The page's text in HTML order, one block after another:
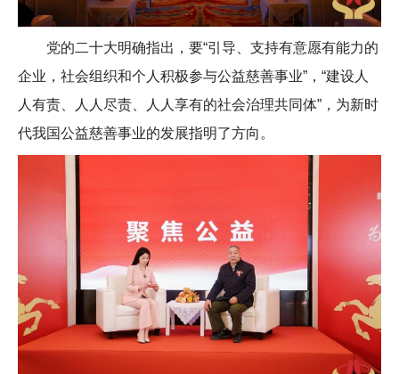
党的二十大明确指出，要“引导、支持有意愿有能力的
企业，社会组织和个人积极参与公益慈善事业”，“建设人
人有责、人人尽责、人人享有的社会治理共同体”，为新时
代我国公益慈善事业的发展指明了方向。